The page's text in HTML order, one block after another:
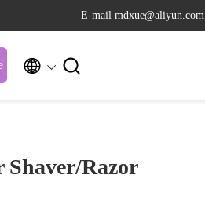
E-mail mdxue@aliyun.com
 
Razor